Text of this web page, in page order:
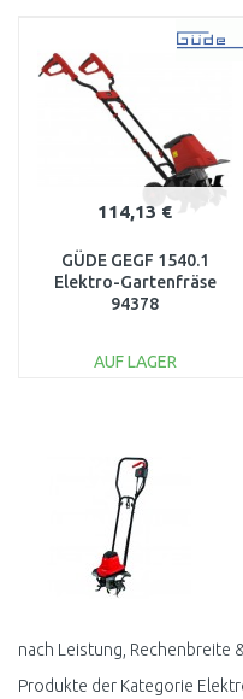
114,13 €
GÜDE GEGF 1540.1
Elektro-Gartenfräse
94378
AUF LAGER
Vergleichen
nach Leistung, Rechenbreite
Produkte der Kategorie